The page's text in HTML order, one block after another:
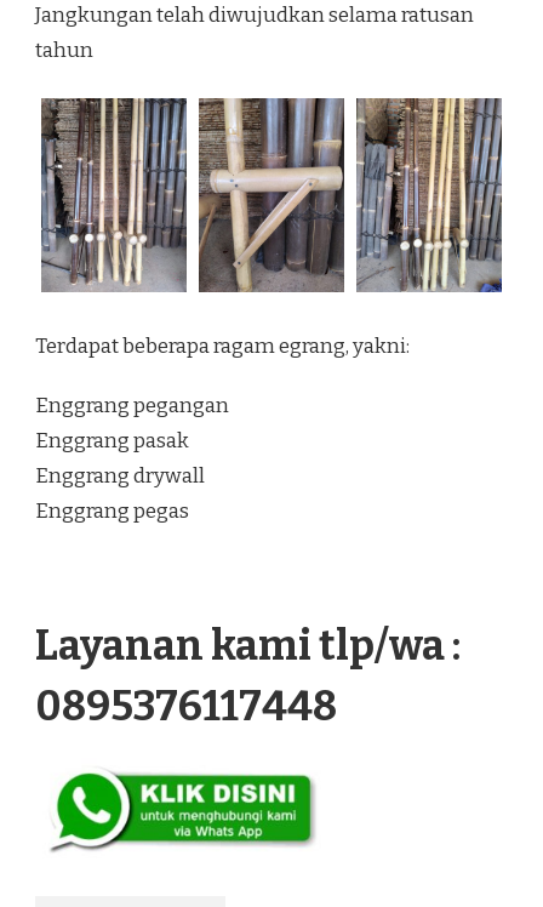
Jangkungan telah diwujudkan selama ratusan
tahun
Terdapat beberapa ragam egrang, yakni:
Enggrang pegangan
Enggrang pasak
Enggrang drywall
Enggrang pegas
Layanan kami tlp/wa :
0895376117448